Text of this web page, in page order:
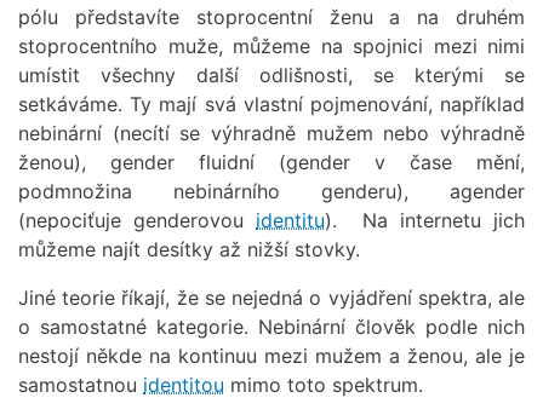
pólu představíte stoprocentní ženu a na druhém
stoprocentního muže, můžeme na spojnici mezi nimi
umístit všechny další odlišnosti, se kterými se
setkáváme. Ty mají svá vlastní pojmenování, například
nebinární (necítí se výhradně mužem nebo výhradně
ženou), gender fluidní (gender v čase mění,
podmnožina nebinárního genderu), agender
(nepociťuje genderovou identitu). Na internetu jich
můžeme najít desítky až nižší stovky.
Jiné teorie říkají, že se nejedná o vyjádření spektra, ale
o samostatné kategorie. Nebinární člověk podle nich
nestojí někde na kontinuu mezi mužem a ženou, ale je
samostatnou identitou mimo toto spektrum.